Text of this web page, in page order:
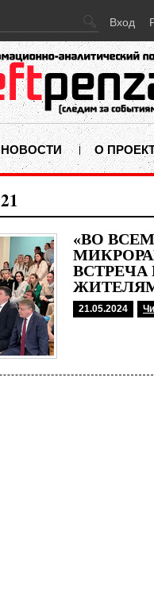
Вход
НОВОСТИ О
21
«ВО
21.05.2024